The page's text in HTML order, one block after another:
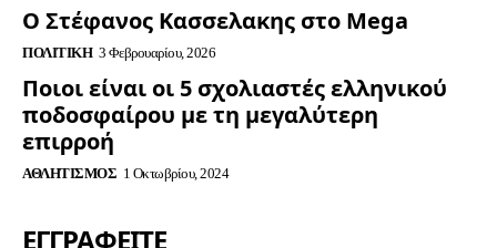
Ο Στέφανος Κασσελακης στο Mega
ΠΟΛΙΤΙΚΉ 3 Φεβρουαρίου, 2026
Ποιοι είναι οι 5 σχολιαστές ελληνικού
ποδοσφαίρου με τη μεγαλύτερη
επιρροή
ΑΘΛΗΤΙΣΜΌΣ 1 Οκτωβρίου, 2024
ΕΓΓΡΑΦΕΊΤΕ